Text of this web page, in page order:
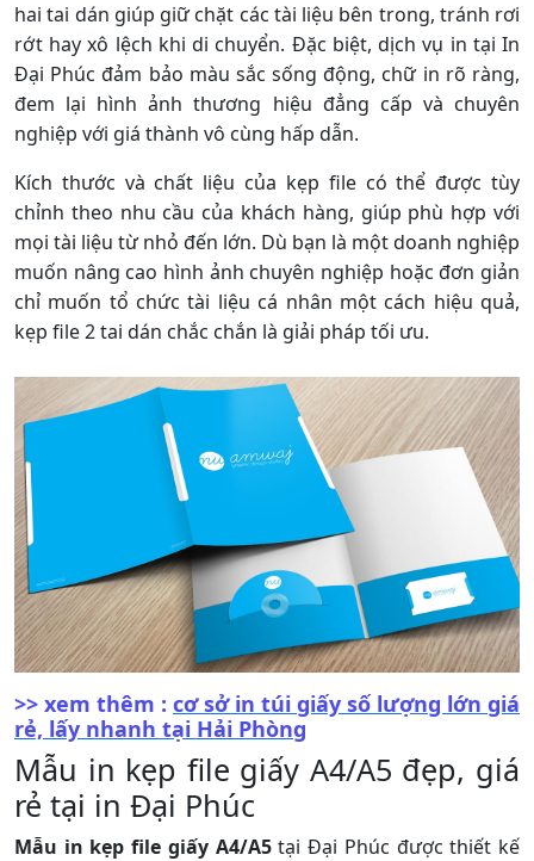
hai tai dán giúp giữ chặt các tài liệu bên trong, tránh rơi
rớt hay xô lệch khi di chuyển. Đặc biệt, dịch vụ in tại In
Đại Phúc đảm bảo màu sắc sống động, chữ in rõ ràng,
đem lại hình ảnh thương hiệu đẳng cấp và chuyên
nghiệp với giá thành vô cùng hấp dẫn.
Kích thước và chất liệu của kẹp file có thể được tùy
chỉnh theo nhu cầu của khách hàng, giúp phù hợp với
mọi tài liệu từ nhỏ đến lớn. Dù bạn là một doanh nghiệp
muốn nâng cao hình ảnh chuyên nghiệp hoặc đơn giản
chỉ muốn tổ chức tài liệu cá nhân một cách hiệu quả,
kẹp file 2 tai dán chắc chắn là giải pháp tối ưu.
>> xem thêm : cơ sở in túi giấy số lượng lớn giá
rẻ, lấy nhanh tại Hải Phòng
Mẫu in kẹp file giấy A4/A5 đẹp, giá
rẻ tại in Đại Phúc
Mẫu in kẹp file giấy A4/A5tại Đại Phúc được thiết kế